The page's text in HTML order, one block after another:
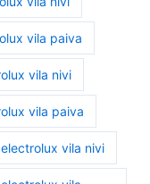
vila paiva
vila nivi
vila paiva
vila nivi